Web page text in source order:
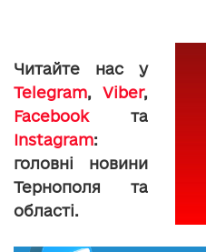
Читайте нас у
Telegram, Viber,
Facebookта
Instagram:
головні новини
Тернополя та
області.